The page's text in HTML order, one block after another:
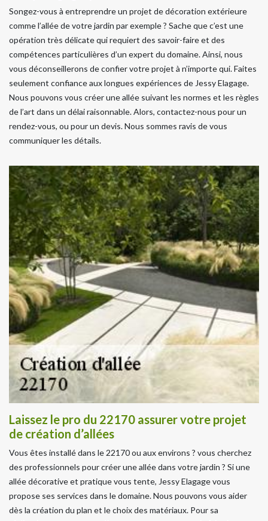
Songez-vous à entreprendre un projet de décoration extérieure
comme l’allée de votre jardin par exemple ? Sache que c’est une
opération très délicate qui requiert des savoir-faire et des
compétences particulières d’un expert du domaine. Ainsi, nous
vous déconseillerons de confier votre projet à n’importe qui. Faites
seulement confiance aux longues expériences de Jessy Elagage.
Nous pouvons vous créer une allée suivant les normes et les règles
de l’art dans un délai raisonnable. Alors, contactez-nous pour un
rendez-vous, ou pour un devis. Nous sommes ravis de vous
communiquer les détails.
Laissez le pro du 22170 assurer votre projet
de création d’allées
Vous êtes installé dans le 22170 ou aux environs ? vous cherchez
des professionnels pour créer une allée dans votre jardin ? Si une
allée décorative et pratique vous tente, Jessy Elagage vous
propose ses services dans le domaine. Nous pouvons vous aider
dès la création du plan et le choix des matériaux. Pour sa